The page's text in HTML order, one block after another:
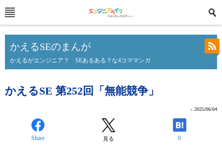
かえるSEのまんが
かえるがエンジニア？ SEあるある？な4コママンガ
かえるSE 第252回「無能競争」
» 2025/06/04
Share 見る 0